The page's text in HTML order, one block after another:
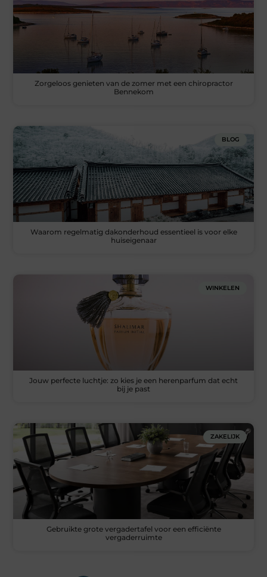
Zorgeloos genieten van de zomer met een chiropractor
Bennekom
BLOG
Waarom regelmatig dakonderhoud essentieel is voor elke
huiseigenaar
WINKELEN
Jouw perfecte luchtje: zo kies je een herenparfum dat echt
bij je past
ZAKELIJK
Gebruikte grote vergadertafel voor een efficiënte
vergaderruimte